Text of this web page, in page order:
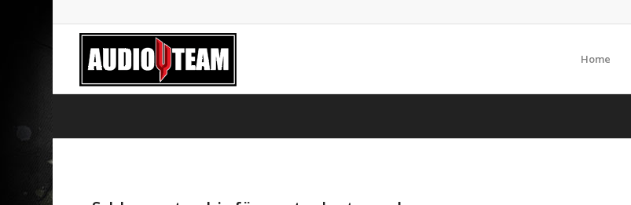
Home